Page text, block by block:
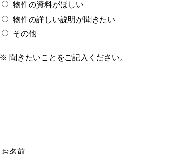
物件の資料がほしい
物件の詳しい説明が聞きたい
その他
※ 聞きたいことをご記入ください。
お名前